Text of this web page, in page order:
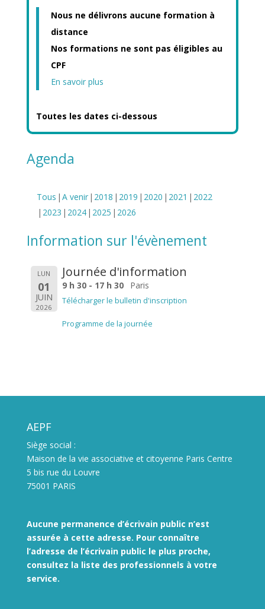
Nous ne délivrons aucune formation à
distance
Nos formations ne sont pas éligibles au
CPF
En savoir plus
Toutes les dates ci-dessous
Agenda
Tous A venir 2018 2019 2020 2021
2022
2023
2024 2025 2026
Information sur l'évènement
LUN
01
JUIN
2026
Journée d'information
9 h 30 - 17 h 30 Paris
Télécharger le bulletin d'inscription
Programme de la journée
AEPF
Siège social :
Maison de la vie associative et citoyenne Paris Centre
5 bis rue du Louvre
75001 PARIS
Aucune permanence d’écrivain public n’est
assurée à cette adresse. Pour connaître
l’adresse de l’écrivain public le plus proche,
consultez la liste des professionnels à votre
service.